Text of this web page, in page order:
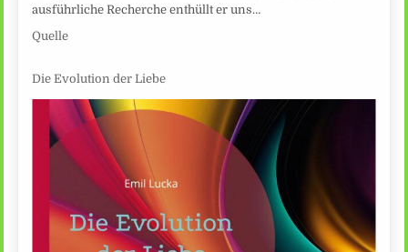
ausführliche Recherche enthüllt er uns…
Quelle
Die Evolution der Liebe